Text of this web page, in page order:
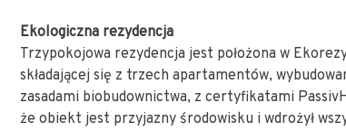
Ekologiczna rezydencja
Trzypokojowa rezydencja jest położona w
składającej się z trzech apartamentów,
zasadami biobudownictwa, z certyfikatami
że obiekt jest przyjazny środowisku i wdrożył